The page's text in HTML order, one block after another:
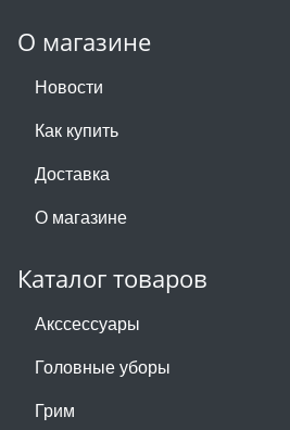
О магазине
Новости
Как купить
Доставка
О магазине
Каталог товаров
Акссессуары
Головные уборы
Грим